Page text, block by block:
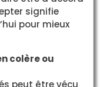
signifie
pour mieux
colère ou
peut être vécu